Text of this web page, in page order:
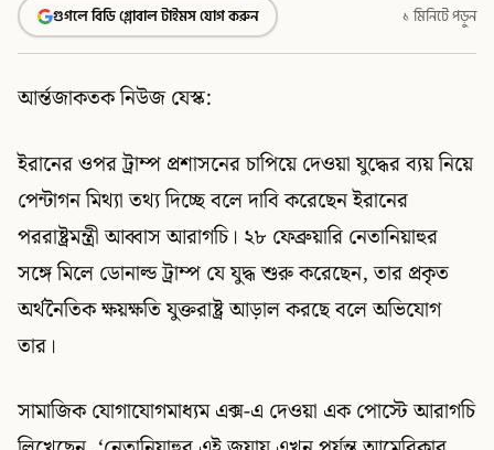
গুগলে বিডি গ্লোবাল টাইমস যোগ করুন
১ মিনিটে পড়ুন
আর্ন্তজাকতক নিউজ যেস্ক:
ইরানের ওপর ট্রাম্প প্রশাসনের চাপিয়ে দেওয়া যুদ্ধের ব্যয় নিয়ে
পেন্টাগন মিথ্যা তথ্য দিচ্ছে বলে দাবি করেছেন ইরানের
পররাষ্ট্রমন্ত্রী আব্বাস আরাগচি। ২৮ ফেব্রুয়ারি নেতানিয়াহুর
সঙ্গে মিলে ডোনাল্ড ট্রাম্প যে যুদ্ধ শুরু করেছেন, তার প্রকৃত
অর্থনৈতিক ক্ষয়ক্ষতি যুক্তরাষ্ট্র আড়াল করছে বলে অভিযোগ
তার।
সামাজিক যোগাযোগমাধ্যম এক্স-এ দেওয়া এক পোস্টে আরাগচি